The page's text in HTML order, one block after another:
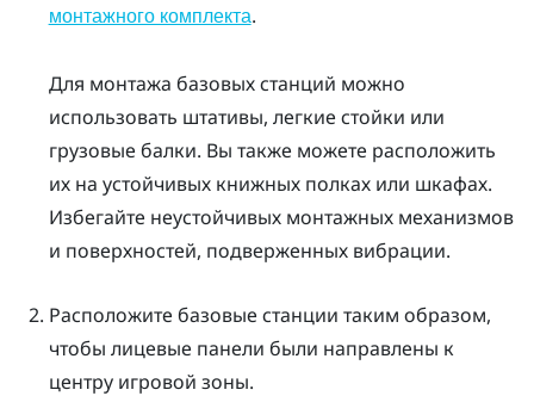
монтажного комплекта.
Для монтажа базовых станций можно
использовать штативы, легкие стойки или
грузовые балки. Вы также можете расположить
их на устойчивых книжных полках или шкафах.
Избегайте неустойчивых монтажных механизмов
и поверхностей, подверженных вибрации.
Расположите базовые станции таким образом,
чтобы лицевые панели были направлены к
центру игровой зоны.